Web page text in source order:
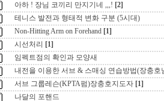
아하 ! 장님 코끼리 만지기네 ,,,! [2]
테니스 발전과 형태적 변화 구분 (5시대)
Non-Hitting Arm on Forehand [1]
시선처리 [1]
임펙트점의 확인과 모양새
내전을 이용한 서브 & 스매싱 연습방법(장충호
서브 그룹레슨(KPTA펌)장충호지도자 [1]
나달의 포핸드